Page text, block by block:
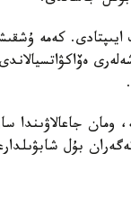
كەمە
جاعالاۋىندا
بۇل